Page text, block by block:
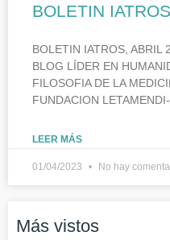
BOLETIN
BOLETIN IATROS, ABRIL
BLOG LÍDER EN
FILOSOFIA DE LA
FUNDACION
LEER MÁS
01/04/2023 No hay
Más vistos